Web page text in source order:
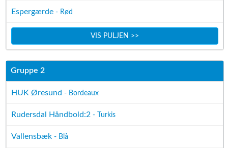
Espergærde - Rød
VIS PULJEN >>
Gruppe 2
HUK Øresund - Bordeaux
Rudersdal Håndbold:2 - Turkis
Vallensbæk - Blå